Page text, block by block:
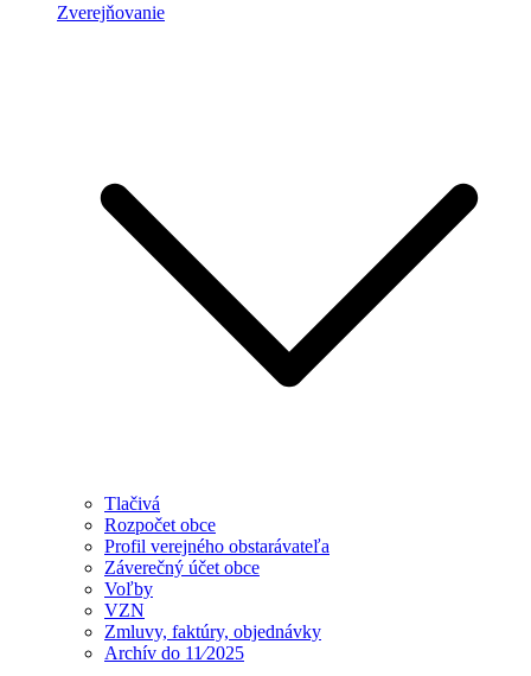
Zverejňovanie
Tlačivá
Rozpočet obce
Profil verejného obstarávateľa
Záverečný účet obce
Voľby
VZN
Zmluvy, faktúry, objednávky
Archív do 11⁄2025